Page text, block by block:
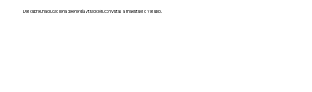
Descubre una ciudad llena de energía y tradición, con vistas al majestuoso Vesubio.